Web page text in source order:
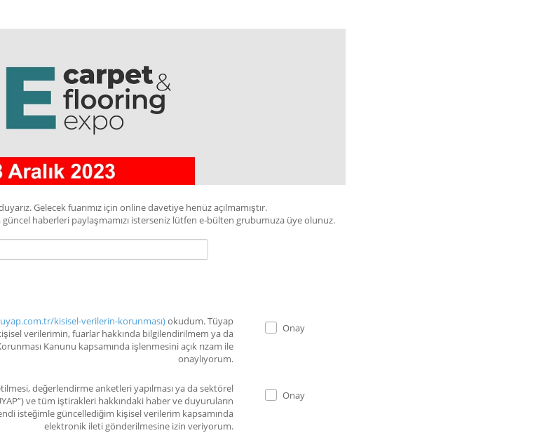
Gelecek fuarımız için online davetiye henüz açılmamıştır.
haberleri paylaşmamızı isterseniz lütfen e-bülten grubumuza üye olunuz.
kisisel-verilerin-korunması)okudum. Tüyap
verilerimin, fuarlar hakkında bilgilendirilmem ya da
Kanunu kapsamında işlenmesini açık rızam ile
onaylıyorum.
Onay
değerlendirme anketleri yapılması ya da sektörel
ve tüm iştirakleri hakkındaki haber ve duyuruların
isteğimle güncellediğim kişisel verilerim kapsamında
elektronik ileti gönderilmesine izin veriyorum.
Onay